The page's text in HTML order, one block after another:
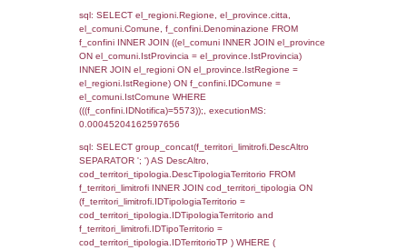
as ComuneSL, el_province_1.citta as
el_regioni_1.Regione as RegioneSL FROM
(((((a1_stabilimento LEFT JOIN el_comuni
a1_stabilimento.ComuneStab =
LEFT JOIN el_province ON
= el_province.IstProvincia) LEFT JOIN
LEFT JOIN el_comuni AS el_comuni_1 ON
a1_stabilimento.IstComuneSL =
LEFT JOIN el_province AS el_province_1
a1_stabilimento.IstProvinciaSL =
el_province_1.IstProvincia) LEFT JOIN